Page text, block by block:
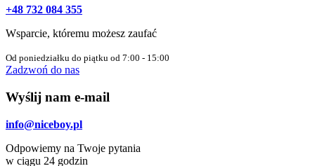
+48 732 084 355
Wsparcie, któremu możesz zaufać
Od poniedziałku do piątku od 7:00 - 15:00
Zadzwoń do nas
Wyślij nam e-mail
info@niceboy.pl
Odpowiemy na Twoje pytania
w ciągu 24 godzin